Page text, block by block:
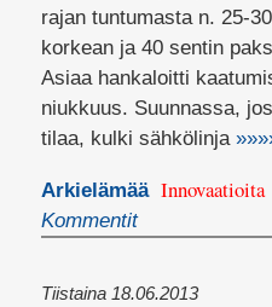
rajan tuntumasta n. 25-
korkean ja 40 sentin
Asiaa hankaloitti
niukkuus. Suunnassa,
tilaa, kulki sähkölinja
Arkielämää Innovaatioita
Kommentit
Tiistaina 18.06.2013